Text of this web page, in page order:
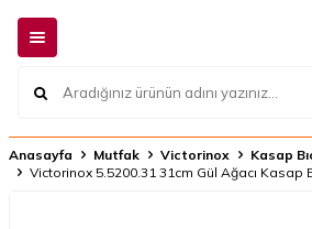
Anasayfa Mutfak Victorinox
Kasap
Victorinox 5.5200.31 31cm Gül Ağacı Kasap